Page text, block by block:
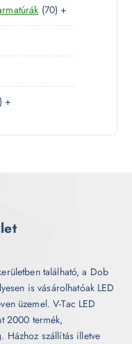
k
m
é
707
0
e
m
+
+
található, a Dob
is vásárolhatóak LED
üzemel. V-Tac LED
2000 termék,
Házhoz szállítás illetve